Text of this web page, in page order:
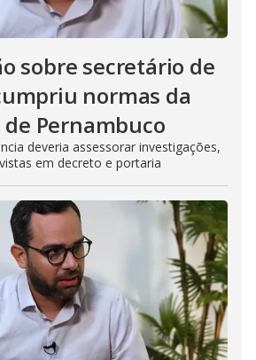
sobre secretário de
normas da
de Pernambuco
deveria assessorar investigações,
em decreto e portaria